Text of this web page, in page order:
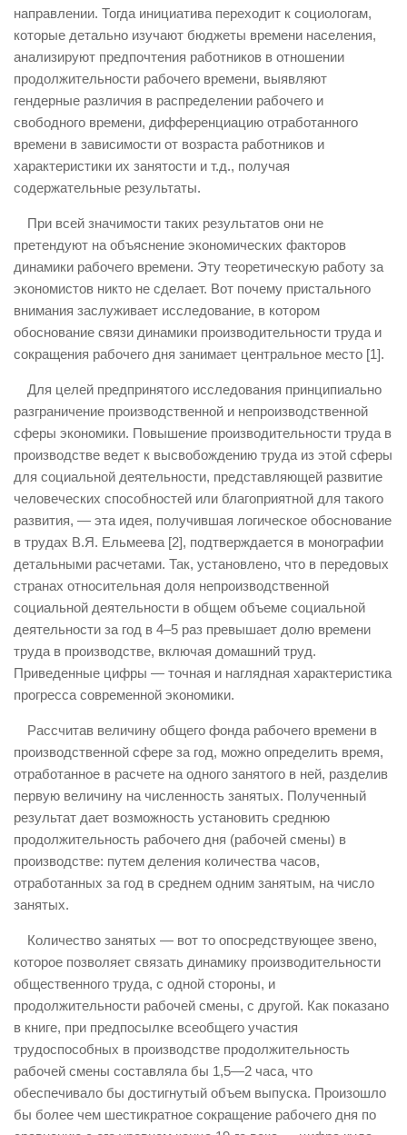
направлении. Тогда инициатива переходит к социологам,
которые детально изучают бюджеты времени населения,
анализируют предпочтения работников в отношении
продолжительности рабочего времени, выявляют
гендерные различия в распределении рабочего и
свободного времени, дифференциацию отработанного
времени в зависимости от возраста работников и
характеристики их занятости и т.д., получая
содержательные результаты.
При всей значимости таких результатов они не
претендуют на объяснение экономических факторов
динамики рабочего времени. Эту теоретическую работу за
экономистов никто не сделает. Вот почему пристального
внимания заслуживает исследование, в котором
обоснование связи динамики производительности труда и
сокращения рабочего дня занимает центральное место [1].
Для целей предпринятого исследования принципиально
разграничение производственной и непроизводственной
сферы экономики. Повышение производительности труда в
производстве ведет к высвобождению труда из этой сферы
для социальной деятельности, представляющей развитие
человеческих способностей или благоприятной для такого
развития, — эта идея, получившая логическое обоснование
в трудах В.Я. Ельмеева [2], подтверждается в монографии
детальными расчетами. Так, установлено, что в передовых
странах относительная доля непроизводственной
социальной деятельности в общем объеме социальной
деятельности за год в 4–5 раз превышает долю времени
труда в производстве, включая домашний труд.
Приведенные цифры — точная и наглядная характеристика
прогресса современной экономики.
Рассчитав величину общего фонда рабочего времени в
производственной сфере за год, можно определить время,
отработанное в расчете на одного занятого в ней, разделив
первую величину на численность занятых. Полученный
результат дает возможность установить среднюю
продолжительность рабочего дня (рабочей смены) в
производстве: путем деления количества часов,
отработанных за год в среднем одним занятым, на число
занятых.
Количество занятых — вот то опосредствующее звено,
которое позволяет связать динамику производительности
общественного труда, с одной стороны, и
продолжительности рабочей смены, с другой. Как показано
в книге, при предпосылке всеобщего участия
трудоспособных в производстве продолжительность
рабочей смены составляла бы 1,5—2 часа, что
обеспечивало бы достигнутый объем выпуска. Произошло
бы более чем шестикратное сокращение рабочего дня по